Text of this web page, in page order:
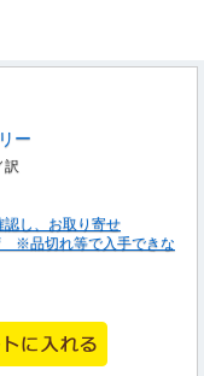
ー
訳
認し、お取り寄せ
※品切れ等で入手できな